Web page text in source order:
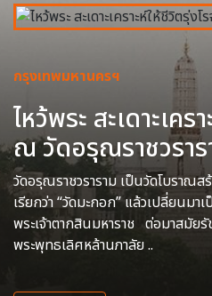
กรุงเทพมหานครฯ
ไหว้พระ สะเดาะเค
ณ วัดอรุณราชวรา
วัดอรุณราชวราราม เป็นวัดโบราณ
เรียกว่า “วัดมะกอก” แล้วเปลี่ยนม
พระเจ้าตากสินมหาราช ต่อมาสมัย
พระพุทธเลิศหล้านภาลัย ..